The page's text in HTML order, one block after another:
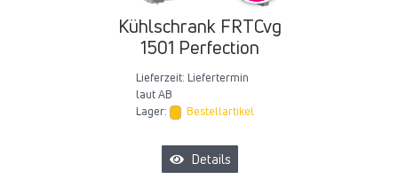
Kühlschrank FRTCvg
1501 Perfection
Lieferzeit: Liefertermin
laut AB
Lager:
Bestellartikel
Details